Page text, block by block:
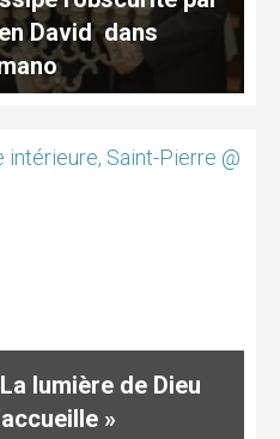
David dans
lumière de Dieu
»